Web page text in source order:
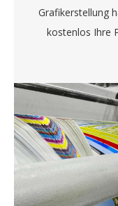
Grafikerstellung
kostenlos Ihre